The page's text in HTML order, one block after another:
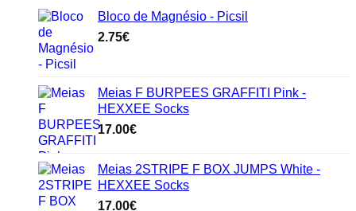
Bloco de Magnésio - Picsil
2.75€
Meias F BURPEES GRAFFITI Pink -
HEXXEE Socks
17.00€
Meias 2STRIPE F BOX JUMPS White -
HEXXEE Socks
17.00€